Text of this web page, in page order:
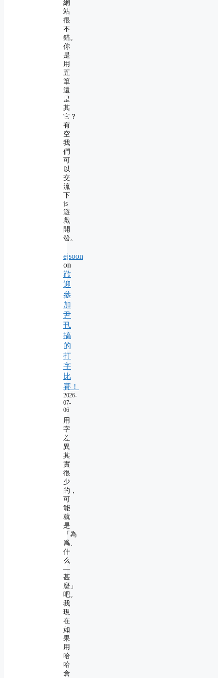
網
站
很
不
錯。
你
是
用
五
筆
還
是
其
它？
有
空
我
們
可
以
交
流
下
js
遊
戲
開
發。
ejsoon
on
歡
迎
參
加
尹
卂
搞
的
打
字
比
賽！
2026-
07-
06
用
字
差
異
其
實
很
少
的，
可
能
就
是
「為
爲、
什
么
―
甚
麼」
吧。
我
現
在
如
果
用
哈
哈
倉